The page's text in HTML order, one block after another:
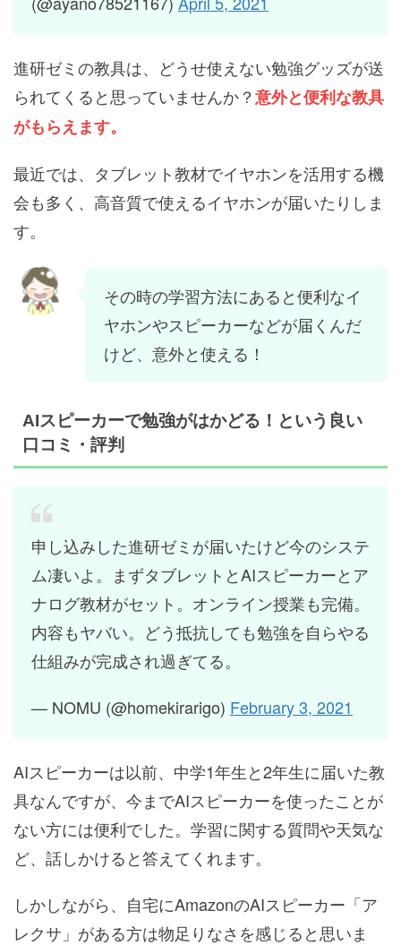
進研ゼミの教具は、どうせ使えない勉強グッズが送
られてくると思っていませんか？意外と便利な教具
がもらえます。
最近では、タブレット教材でイヤホンを活用する機
会も多く、高音質で使えるイヤホンが届いたりしま
す。
その時の学習方法にあると便利なイ
ヤホンやスピーカーなどが届くんだ
けど、意外と使える！
AIスピーカーで勉強がはかどる！という良い
口コミ・評判
申し込みした進研ゼミが届いたけど今のシステ
ム凄いよ。まずタブレットとAIスピーカーとア
ナログ教材がセット。オンライン授業も完備。
内容もヤバい。どう抵抗しても勉強を自らやる
仕組みが完成され過ぎてる。
— NOMU (@homekirarigo) February 3, 2021
AIスピーカーは以前、中学1年生と2年生に届いた教
具なんですが、今までAIスピーカーを使ったことが
ない方には便利でした。学習に関する質問や天気な
ど、話しかけると答えてくれます。
しかしながら、自宅にAmazonのAIスピーカー「ア
レクサ」がある方は物足りなさを感じると思いま